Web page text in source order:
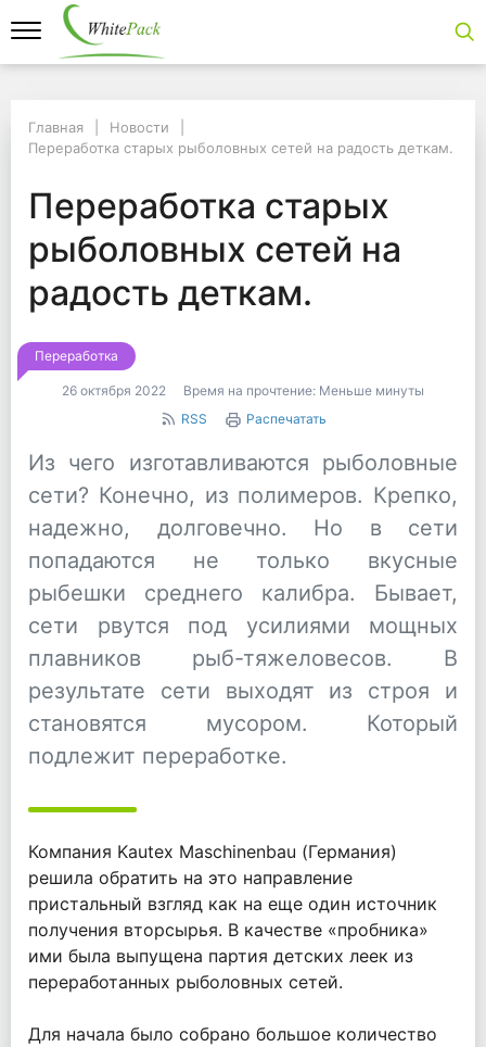
Новости
Переработка старых рыболовных сетей на радость деткам.
Переработка
Главная
Новости
Переработка старых рыболовных сетей на радость деткам.
Переработка старых
рыболовных сетей на
радость деткам.
Переработка
26 октября 2022 Время на прочтение: Меньше минуты
RSS
Распечатать
Из чего изготавливаются рыболовные
сети? Конечно, из полимеров. Крепко,
надежно, долговечно. Но в сети
попадаются не только вкусные
рыбешки среднего калибра. Бывает,
сети рвутся под усилиями мощных
плавников рыб-тяжеловесов. В
результате сети выходят из строя и
становятся мусором. Который
подлежит переработке.
Компания Kautex Maschinenbau (Германия)
решила обратить на это направление
пристальный взгляд как на еще один источник
получения вторсырья. В качестве «пробника»
ими была выпущена партия детских леек из
переработанных рыболовных сетей.
Для начала было собрано большое количество